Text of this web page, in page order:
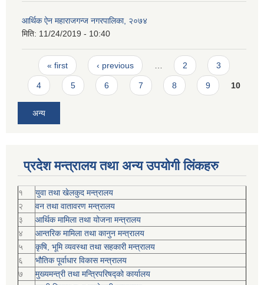
आर्थिक ऐन महाराजगन्ज नगरपालिका, २०७४
मिति: 11/24/2019 - 10:40
Pages
« first ‹ previous … 2 3
4 5 6 7 8 9 10
अन्य
प्रदेश मन्त्रालय तथा अन्य उपयोगी लिंकहरु
१
युवा तथा खेलकुद मन्त्रालय
२
वन तथा वातावरण मन्त्रालय
३
आर्थिक मामिला तथा योजना मन्त्रालय
४
आन्तरिक मामिला तथा कानुन मन्त्रालय
५
कृषि, भूमि व्यवस्था तथा सहकारी मन्त्रालय
६
भौतिक पूर्वाधार विकास मन्त्रालय
७
मुख्यमन्त्री तथा मन्त्रिपरिषद्को कार्यालय